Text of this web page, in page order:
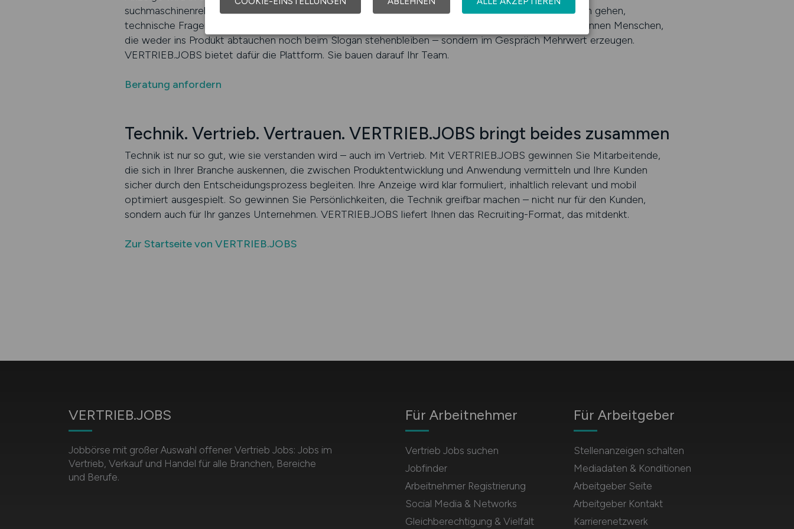
suchmaschinenrelevant platziert. So erreichen Sie Fachkräfte, die gerne in den Austausch mit Kunden gehen,
technische Fragen als Einladung sehen und vertriebliche Verantwortung übernehmen wollen. Sie gewinnen Menschen,
die weder ins Produkt abtauchen noch beim Slogan stehenbleiben – sondern im Gespräch Mehrwert erzeugen.
VERTRIEB.JOBS bietet dafür die Plattform. Sie bauen darauf Ihr Team.
Beratung anfordern
Technik. Vertrieb. Vertrauen. VERTRIEB.JOBS bringt beides zusammen
Technik ist nur so gut, wie sie verstanden wird – auch im Vertrieb. Mit VERTRIEB.JOBS gewinnen Sie Mitarbeitende,
die sich in Ihrer Branche auskennen, die zwischen Produktentwicklung und Anwendung vermitteln und Ihre Kunden
sicher durch den Entscheidungsprozess begleiten. Ihre Anzeige wird klar formuliert, inhaltlich relevant und mobil
optimiert ausgespielt. So gewinnen Sie Persönlichkeiten, die Technik greifbar machen – nicht nur für den Kunden,
sondern auch für Ihr ganzes Unternehmen. VERTRIEB.JOBS liefert Ihnen das Recruiting-Format, das mitdenkt.
Zur Startseite von VERTRIEB.JOBS
VERTRIEB.JOBS
Jobbörse mit großer Auswahl offener Vertrieb Jobs: Jobs im
Vertrieb, Verkauf und Handel für alle Branchen, Bereiche
und Berufe.
Für Arbeitnehmer
Vertrieb Jobs suchen
Jobfinder
Arbeitnehmer Registrierung
Social Media & Networks
Gleichberechtigung & Vielfalt
Für Arbeitgeber
Stellenanzeigen schalten
Mediadaten & Konditionen
Arbeitgeber Seite
Arbeitgeber Kontakt
Karrierenetzwerk